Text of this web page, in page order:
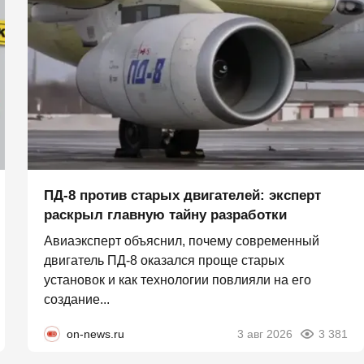
ПД-8 против старых двигателей: эксперт
раскрыл главную тайну разработки
Авиаэксперт объяснил, почему современный
двигатель ПД-8 оказался проще старых
установок и как технологии повлияли на его
создание...
on-news.ru 3 авг 2026 3 381